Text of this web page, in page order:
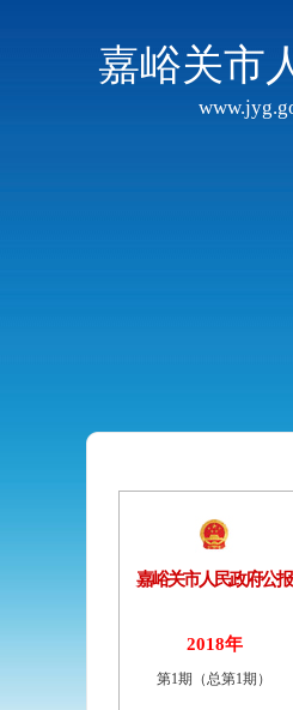
嘉峪关市
嘉峪关市人民政府公报
2018年
第1期（总第1期）